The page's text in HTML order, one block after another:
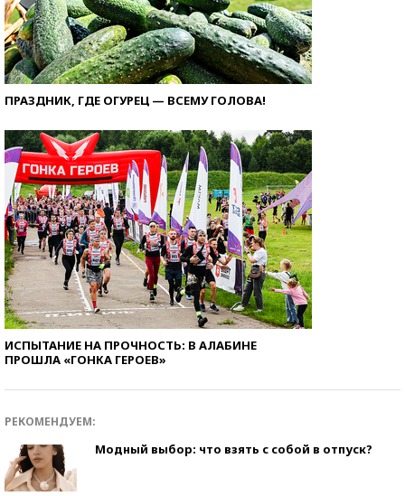
ПРАЗДНИК, ГДЕ ОГУРЕЦ — ВСЕМУ ГОЛОВА!
ИСПЫТАНИЕ НА ПРОЧНОСТЬ: В АЛАБИНЕ
ПРОШЛА «ГОНКА ГЕРОЕВ»
РЕКОМЕНДУЕМ:
Модный выбор: что взять с собой в отпуск?